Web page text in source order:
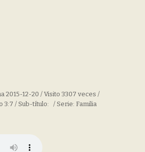
2015-12-20 / Visito 3307 veces /
3:7 / Sub-título: / Serie: Familia